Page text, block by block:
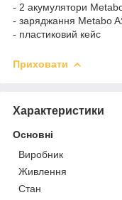
- 2 акумулятори
- заряджання Metabo
- пластиковий кейс
Приховати
Характеристики
Основні
Виробник
Живлення
Стан